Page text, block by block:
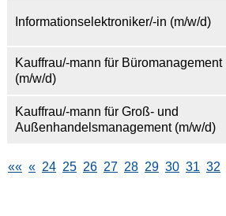
Informationselektroniker/-in (m/w/d)
Kauffrau/-mann für Büromanagement
(m/w/d)
Kauffrau/-mann für Groß- und
Außenhandelsmanagement (m/w/d)
«« « 24 25 26 27 28 29 30 31 32